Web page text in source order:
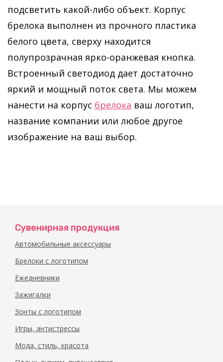
подсветить какой-либо объект. Корпус
брелока выполнен из прочного пластика
белого цвета, сверху находится
полупрозрачная ярко-оранжевая кнопка.
Встроенный светодиод дает достаточно
яркий и мощный поток света. Мы можем
нанести на корпус брелока ваш логотип,
название компании или любое другое
изображение на ваш выбор.
Сувенирная продукция
Автомобильные аксессуары
Брелоки с логотипом
Ежедневники
Зажигалки
Зонты с логотипом
Игры, антистрессы
Мода, стиль, красота